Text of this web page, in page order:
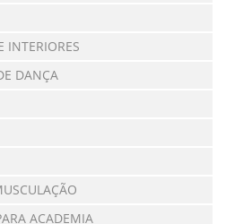
INTERIORES
DANÇA
ACADEMIA